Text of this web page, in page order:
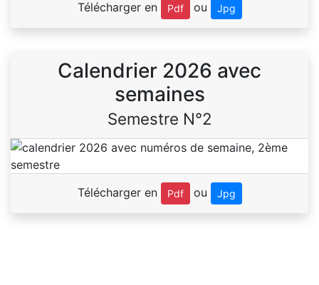
Télécharger en Pdf ou Jpg
Calendrier 2026 avec
semaines
Semestre N°2
Télécharger en Pdf ou Jpg